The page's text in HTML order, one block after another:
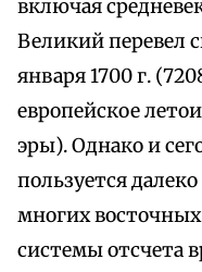
включая
Великий перевел
января 1700 г.
европейское
эры). Однако и
пользуется
многих
системы отсчета